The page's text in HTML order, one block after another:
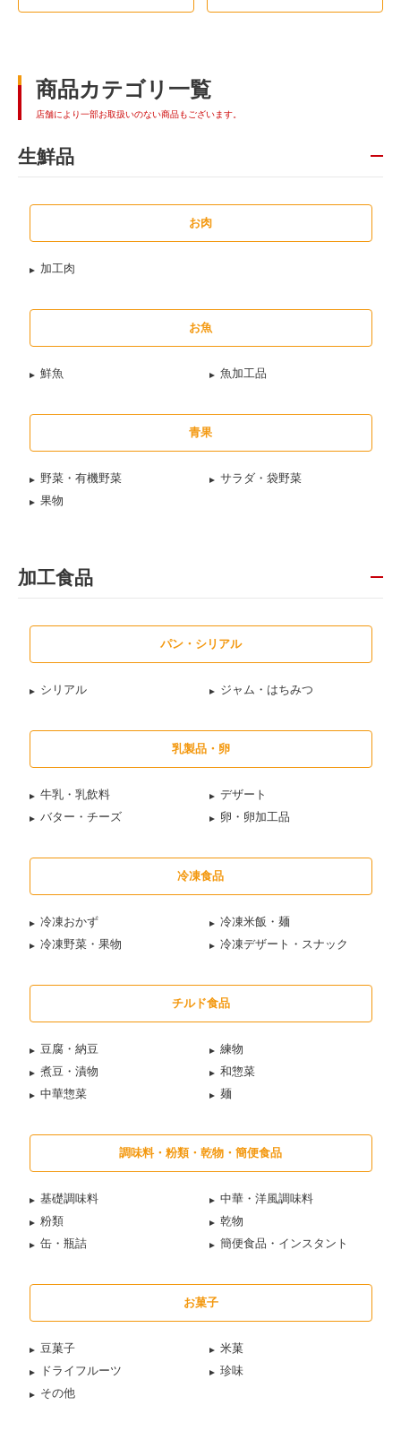
商品カテゴリ一覧
店舗により一部お取扱いのない商品もございます。
生鮮品
お肉
加工肉
お魚
鮮魚 魚加工品
青果
野菜・有機野菜
サラダ・袋野菜
果物
加工食品
パン・シリアル
シリアル ジャム・はちみつ
乳製品・卵
牛乳・乳飲料
デザート
バター・チーズ
卵・卵加工品
冷凍食品
冷凍おかず
冷凍米飯・麺
冷凍野菜・果物
冷凍デザート・スナック
チルド食品
豆腐・納豆
練物
煮豆・漬物
和惣菜
中華惣菜
麺
調味料・粉類・乾物・簡便食品
基礎調味料
中華・洋風調味料
粉類
乾物
缶・瓶詰
簡便食品・インスタント
お菓子
豆菓子
米菓
ドライフルーツ
珍味
その他